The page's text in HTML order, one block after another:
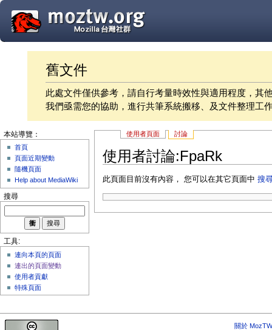
舊文件
此處文件僅供參考，請自行考量時效性與適用程度，其
我們亟需您的協助，進行共筆系統搬移、及文件整理工
使用者頁面 討論
使用者討論:FpaRk
此頁面目前沒有內容， 您可以在其它頁面中 搜
本站導覽：
首頁
頁面近期變動
隨機頁面
Help about MediaWiki
搜尋
工具:
連向本頁的頁面
連出的頁面變動
使用者貢獻
特殊頁面
關於